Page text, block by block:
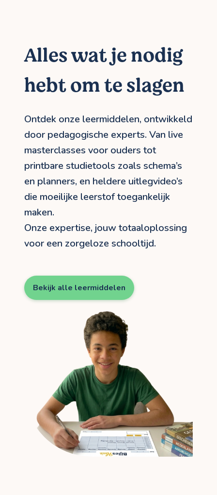
Alles wat je nodig
hebt om te slagen
Ontdek onze leermiddelen, ontwikkeld
door pedagogische experts. Van live
masterclasses voor ouders tot
printbare studietools zoals schema’s
en planners, en heldere uitlegvideo’s
die moeilijke leerstof toegankelijk
maken.
Onze expertise, jouw totaaloplossing
voor een zorgeloze schooltijd.
Bekijk alle leermiddelen